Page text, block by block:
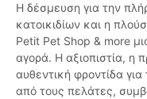
Η δέσμευση για την
κατοικιδίων και η
Petit Pet Shop & more
αγορά. Η αξιοπιστία, η
αυθεντική φροντίδα για
από τους πελάτες,